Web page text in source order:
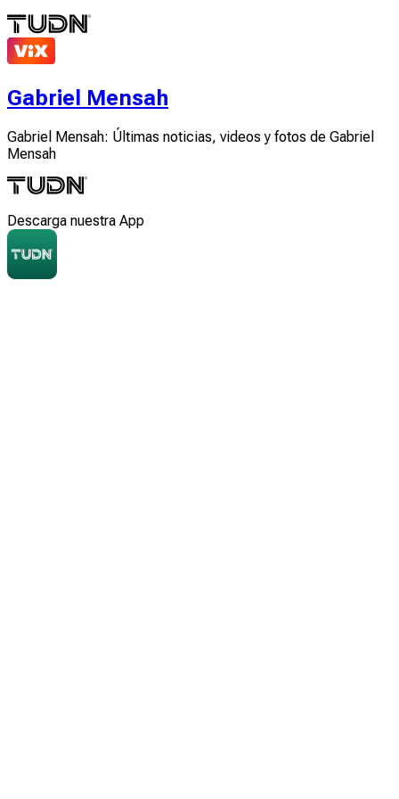
Gabriel Mensah
Gabriel Mensah: Últimas noticias, videos y fotos de Gabriel
Mensah
Descarga nuestra App